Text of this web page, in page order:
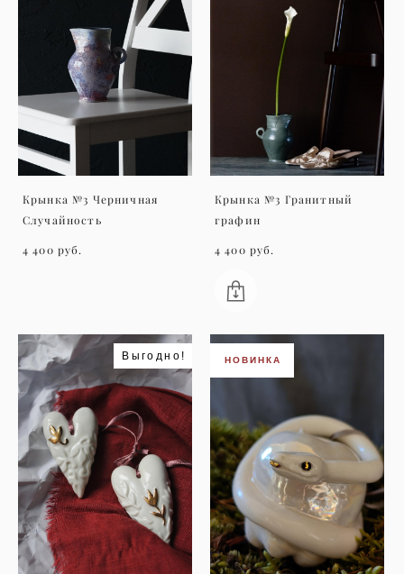
Крынка №3 Черничная
Случайность
4 400 pуб.
Крынка №3 Гранитный
графин
4 400 pуб.
Выгодно! НОВИНКА